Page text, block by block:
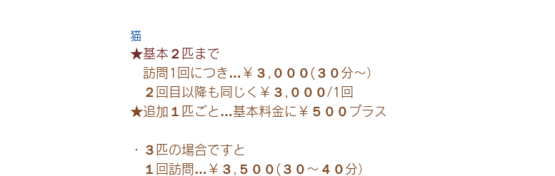
猫
★基本２匹まで
訪問1回につき…￥３,０００(３０分～）
２回目以降も同じく￥３,０００/1回
★追加１匹ごと…基本料金に￥５００プラス
・３匹の場合ですと
１回訪問…￥３,５００(３０～４０分）